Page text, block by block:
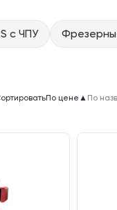
с ЧПУ
По цене ▲ По